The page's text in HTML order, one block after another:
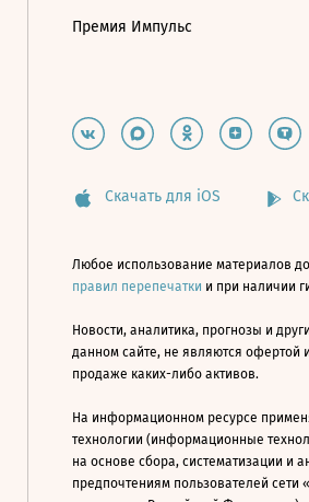
Премия Импульс
Скачать для iOS
Любое использование материалов
правил перепечатки и при наличии
Новости, аналитика, прогнозы и
данном сайте, не являются офертой
продаже каких-либо активов.
На информационном ресурсе
технологии (информационные
на основе сбора, систематизации и
предпочтениям пользователей сети